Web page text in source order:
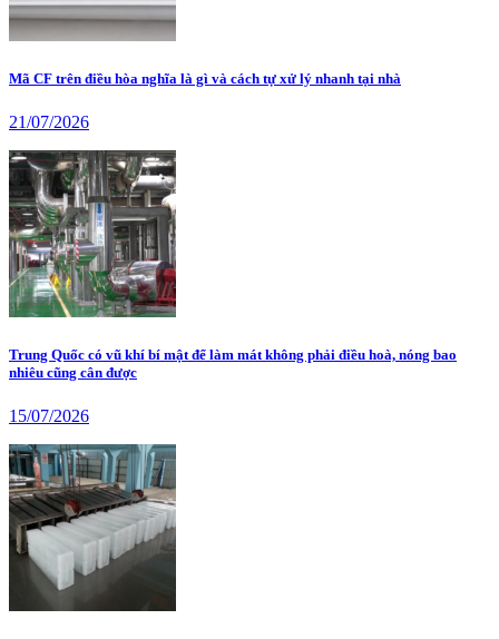
Mã CF trên điều hòa nghĩa là gì và cách tự xử lý nhanh tại nhà
21/07/2026
Trung Quốc có vũ khí bí mật để làm mát không phải điều hoà, nóng bao
nhiêu cũng cân được
15/07/2026